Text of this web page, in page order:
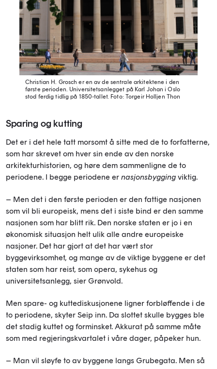
Christian H. Grosch er en av de sentrale arkitektene i den
første perioden. Universitetsanlegget på Karl Johan i Oslo
stod ferdig tidlig på 1850-tallet. Foto: Torgeir Holljen Thon
Sparing og kutting
Det er i det hele tatt morsomt å sitte med de to forfatterne,
som har skrevet om hver sin ende av den norske
arkitekturhistorien, og høre dem sammenligne de to
periodene. I begge periodene er nasjonsbygging viktig.
– Men det i den første perioden er den fattige nasjonen
som vil bli europeisk, mens det i siste bind er den samme
nasjonen som har blitt rik. Den norske staten er jo i en
økonomisk situasjon helt ulik alle andre europeiske
nasjoner. Det har gjort at det har vært stor
byggevirksomhet, og mange av de viktige byggene er det
staten som har reist, som opera, sykehus og
universitetsanlegg, sier Grønvold.
Men spare- og kuttediskusjonene ligner forbløffende i de
to periodene, skyter Seip inn. Da slottet skulle bygges ble
det stadig kuttet og forminsket. Akkurat på samme måte
som med regjeringskvartalet i våre dager, påpeker hun.
– Man vil sløyfe to av byggene langs Grubegata. Men så